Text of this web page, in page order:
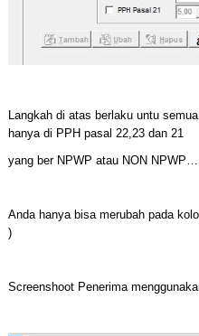
Langkah di atas berlaku untu
hanya di PPH pasal 22,23 dan 21
yang ber NPWP atau NON NPWP…
Anda hanya bisa merubah pada
)
Screenshoot Penerima